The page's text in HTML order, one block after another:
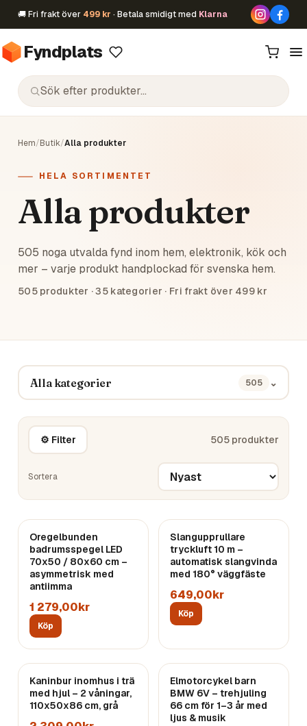
🚚 Fri frakt över 499 kr · Betala smidigt med Klarna
Fyndplats
Hem/Butik/Alla produkter
HELA SORTIMENTET
Alla produkter
505 noga utvalda fynd inom hem, elektronik, kök och
mer – varje produkt handplockad för svenska hem.
505produkter ·35 kategorier · Fri frakt över 499 kr
Alla kategorier 505 ⌄
⚙ Filter 505 produkter
Sortera
Oregelbunden
badrumsspegel LED
70x50 / 80x60 cm –
asymmetrisk med
antiimma
1 279,00kr
Köp
Slangupprullare
tryckluft 10 m –
automatisk slangvinda
med 180° väggfäste
649,00kr
Köp
Kaninbur inomhus i trä
med hjul – 2 våningar,
110x50x86 cm, grå
Elmotorcykel barn
BMW 6V – trehjuling
66 cm för 1–3 år med
ljus & musik